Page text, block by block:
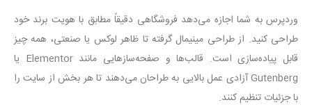
وردپرس به شما اجازه می‌دهد فروشگاهی دقیقاً مطابق با هویت برند خود
طراحی کنید. از طراحی مینیمال گرفته تا ظاهر لوکس یا صنعتی، همه چیز
قابل پیاده‌سازی است. قالب‌ها و صفحه‌سازهایی مانندElementor
یا
Gutenberg آزادی عمل بالایی به طراحان می‌دهند تا هر بخش از سایت را
با جزئیات تنظیم کنند.